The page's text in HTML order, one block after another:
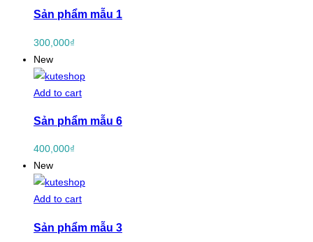
Sản phẩm mẫu 1
300,000₫
New
Add to cart
Sản phẩm mẫu 6
400,000₫
New
Add to cart
Sản phẩm mẫu 3